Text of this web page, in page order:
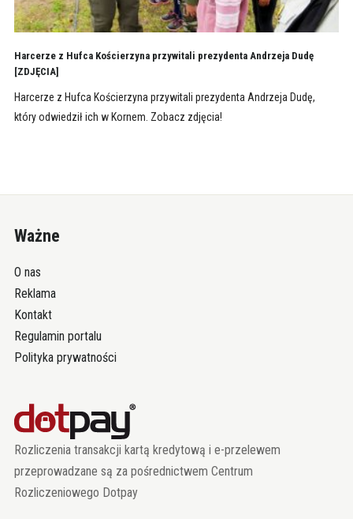
Harcerze z Hufca Kościerzyna przywitali prezydenta Andrzeja Dudę
[ZDJĘCIA]
Harcerze z Hufca Kościerzyna przywitali prezydenta Andrzeja Dudę,
który odwiedził ich w Kornem. Zobacz zdjęcia!
Ważne
O nas
Reklama
Kontakt
Regulamin portalu
Polityka prywatności
Rozliczenia transakcji kartą kredytową i e-przelewem
przeprowadzane są za pośrednictwem Centrum
Rozliczeniowego Dotpay